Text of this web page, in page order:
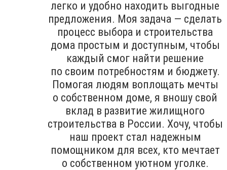
легко и удобно находить выгодные
предложения. Моя задача — сделать
процесс выбора и строительства
дома простым и доступным, чтобы
каждый смог найти решение
по своим потребностям и бюджету.
Помогая людям воплощать мечты
о собственном доме, я вношу свой
вклад в развитие жилищного
строительства в России. Хочу, чтобы
наш проект стал надежным
помощником для всех, кто мечтает
о собственном уютном уголке.